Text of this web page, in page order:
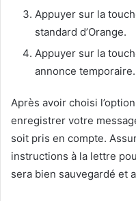
Appuyer sur la
standard d’Orange.
Appuyer sur la
annonce temporaire.
Après avoir choisi
enregistrer votre
soit pris en compte.
instructions à la lettre
sera bien sauvegardé et